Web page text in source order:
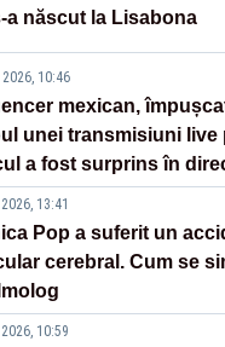
a născut la Lisabona
10:46
mexican,
unei transmisiuni live
a fost surprins în
13:41
Pop a suferit un
cerebral. Cum se
10:59